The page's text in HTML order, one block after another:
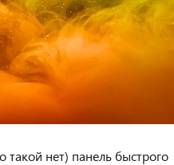
нет) панель быстрого